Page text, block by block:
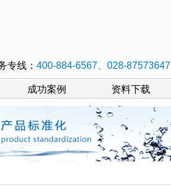
专线： 400-884-6567、028-87573647
成功案例 资料下载